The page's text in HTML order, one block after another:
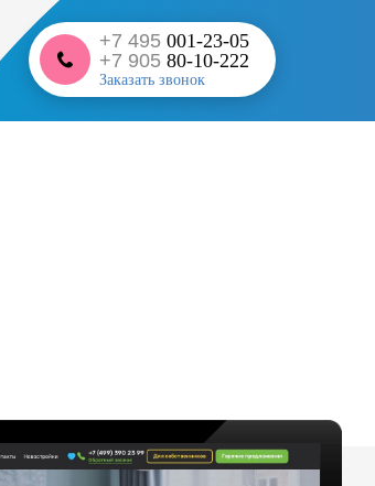
+7 495 001-23-05
+7 905 80-10-222
Заказать звонок